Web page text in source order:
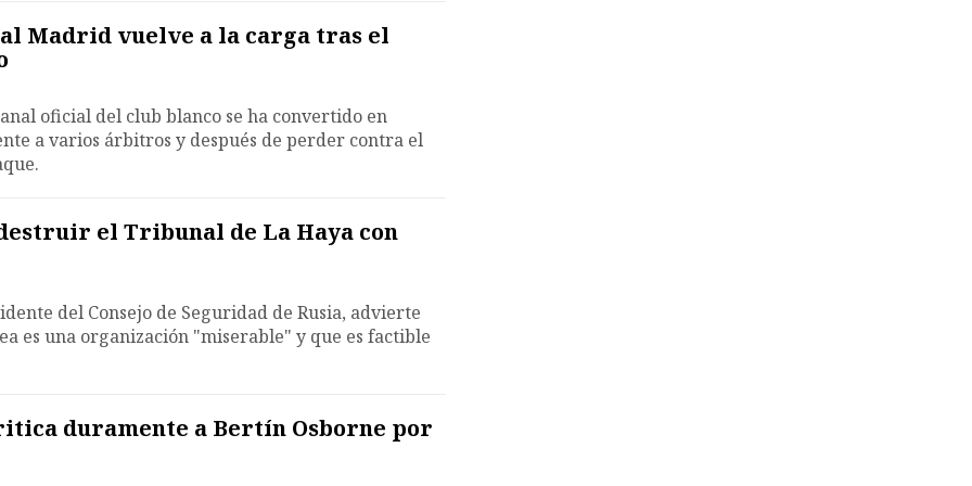
Madrid vuelve a la carga tras el
oficial del club blanco se ha convertido en
a varios árbitros y después de perder contra el
el Tribunal de La Haya con
del Consejo de Seguridad de Rusia, advierte
es una organización "miserable" y que es factible
duramente a Bertín Osborne por